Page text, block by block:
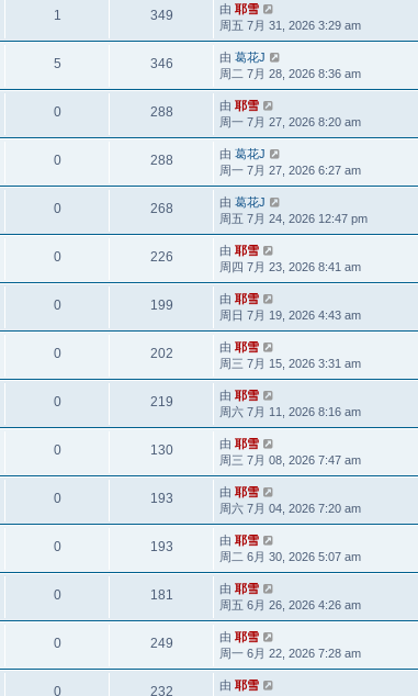
1 349 由 耶雪
周五 7月 31, 2026 3:29 am
5 346 由 葛花J
周二 7月 28, 2026 8:36 am
0 288 由 耶雪
周一 7月 27, 2026 8:20 am
0 288 由 葛花J
周一 7月 27, 2026 6:27 am
0 268 由 葛花J
周五 7月 24, 2026 12:47 pm
0 226 由 耶雪
周四 7月 23, 2026 8:41 am
0 199 由 耶雪
周日 7月 19, 2026 4:43 am
0 202 由 耶雪
周三 7月 15, 2026 3:31 am
0 219 由 耶雪
周六 7月 11, 2026 8:16 am
0 130 由 耶雪
周三 7月 08, 2026 7:47 am
0 193 由 耶雪
周六 7月 04, 2026 7:20 am
0 193 由 耶雪
周二 6月 30, 2026 5:07 am
0 181 由 耶雪
周五 6月 26, 2026 4:26 am
0 249 由 耶雪
周一 6月 22, 2026 7:28 am
0 232 由 耶雪